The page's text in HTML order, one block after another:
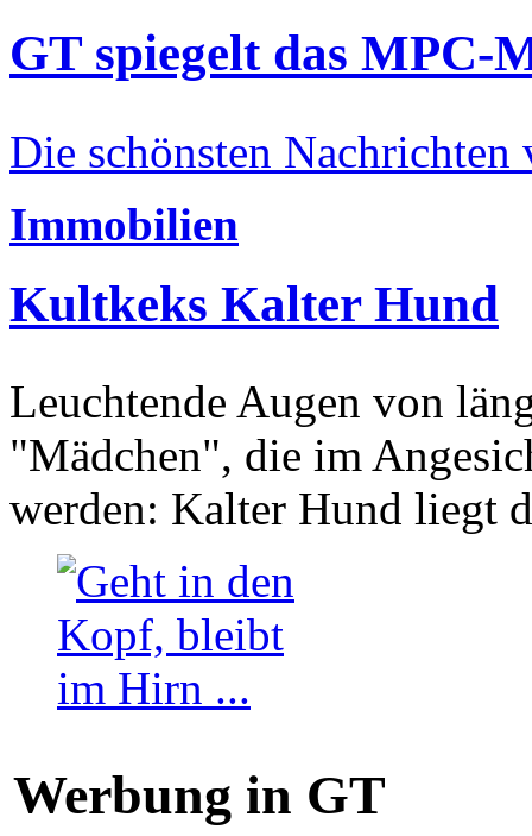
GT spiegelt das MPC-
Die schönsten Nachrichten
Immobilien
Kultkeks Kalter Hund
Leuchtende Augen von
"Mädchen", die im
werden: Kalter Hund liegt
Werbung in GT